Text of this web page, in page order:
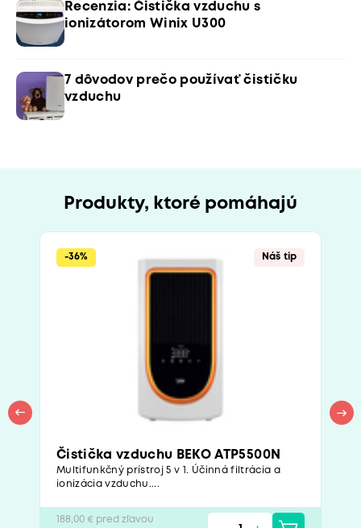
Recenzia: Čistička vzduchu s
ionizátorom Winix U300
7 dôvodov prečo používať čističku
vzduchu
Produkty, ktoré pomáhajú
-36% Náš tip
Čistička vzduchu BEKO ATP5500N
Multifunkčný prístroj 5 v 1. Účinná filtrácia a
ionizácia vzduchu....
188,00 € pred zľavou